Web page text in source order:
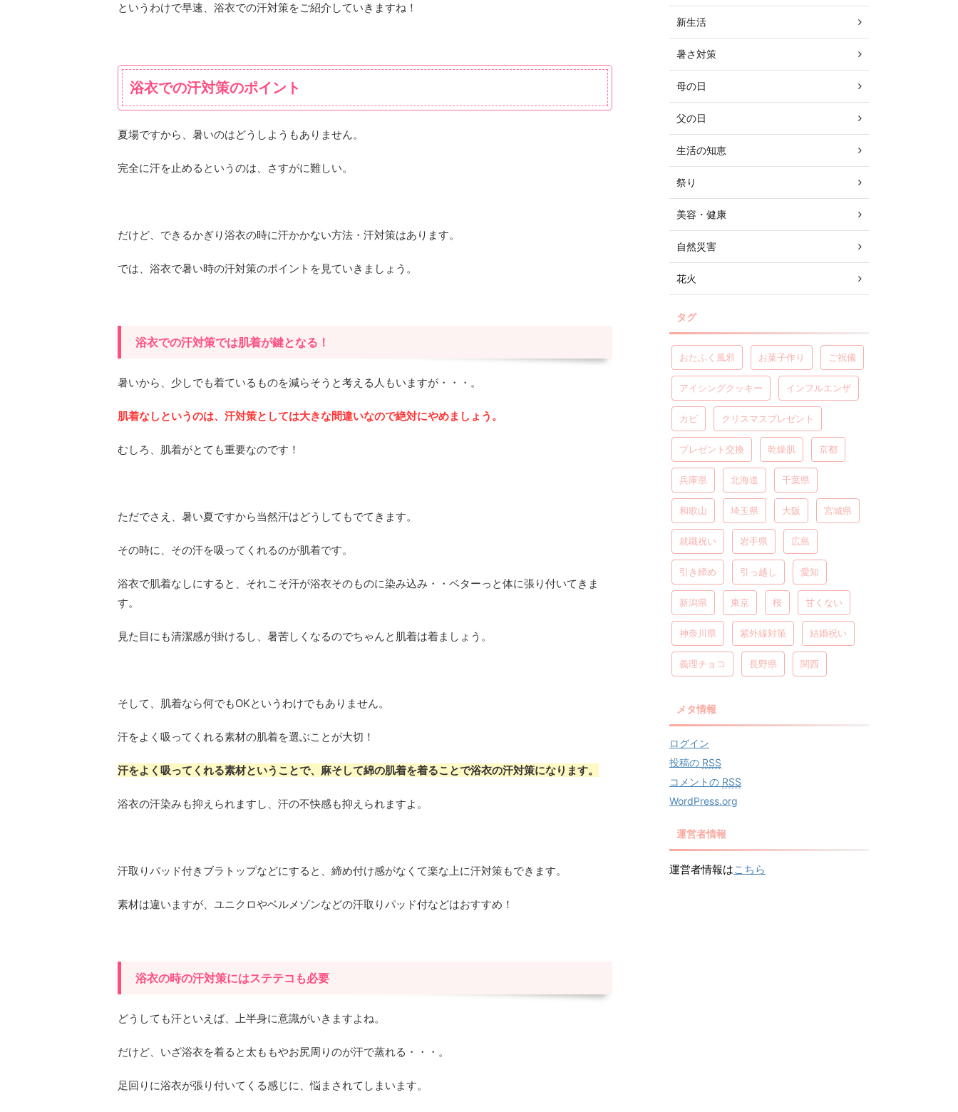
というわけで早速、浴衣での汗対策をご紹介していきますね！
浴衣での汗対策のポイント
夏場ですから、暑いのはどうしようもありません。
完全に汗を止めるというのは、さすがに難しい。
だけど、できるかぎり浴衣の時に汗かかない方法・汗対策はあります。
では、浴衣で暑い時の汗対策のポイントを見ていきましょう。
浴衣での汗対策では肌着が鍵となる！
暑いから、少しでも着ているものを減らそうと考える人もいますが・・・。
肌着なしというのは、汗対策としては大きな間違いなので絶対にやめましょう。
むしろ、肌着がとても重要なのです！
ただでさえ、暑い夏ですから当然汗はどうしてもでてきます。
その時に、その汗を吸ってくれるのが肌着です。
浴衣で肌着なしにすると、それこそ汗が浴衣そのものに染み込み・・ベターっと体に張り付いてきま
す。
見た目にも清潔感が掛けるし、暑苦しくなるのでちゃんと肌着は着ましょう。
そして、肌着なら何でもOKというわけでもありません。
汗をよく吸ってくれる素材の肌着を選ぶことが大切！
汗をよく吸ってくれる素材ということで、麻そして綿の肌着を着ることで浴衣の汗対策になります。
浴衣の汗染みも抑えられますし、汗の不快感も抑えられますよ。
汗取りパッド付きブラトップなどにすると、締め付け感がなくて楽な上に汗対策もできます。
素材は違いますが、ユニクロやベルメゾンなどの汗取りパッド付などはおすすめ！
浴衣の時の汗対策にはステテコも必要
どうしても汗といえば、上半身に意識がいきますよね。
だけど、いざ浴衣を着ると太ももやお尻周りのが汗で蒸れる・・・。
足回りに浴衣が張り付いてくる感じに、悩まされてしまいます。
新生活
暑さ対策
母の日
父の日
生活の知恵
祭り
美容・健康
自然災害
花火
タグ
おたふく風邪 お菓子作り ご祝儀
アイシングクッキー インフルエンザ
カビ クリスマスプレゼント
プレゼント交換 乾燥肌 京都
兵庫県 北海道 千葉県
和歌山 埼玉県 大阪 宮城県
就職祝い 岩手県 広島
引き締め 引っ越し 愛知
新潟県 東京 桜 甘くない
神奈川県 紫外線対策 結婚祝い
義理チョコ 長野県 関西
メタ情報
ログイン
投稿の RSS
コメントの RSS
WordPress.org
運営者情報
運営者情報はこちら